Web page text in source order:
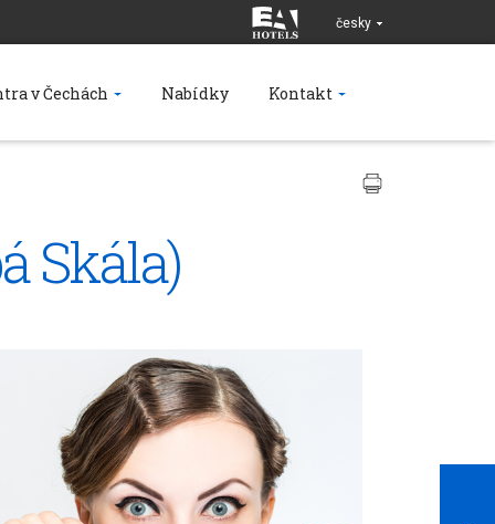
česky
v Čechách Nabídky Kontakt
Skála)